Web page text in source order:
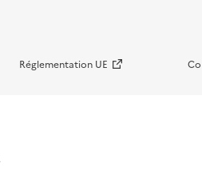
Réglementation UE